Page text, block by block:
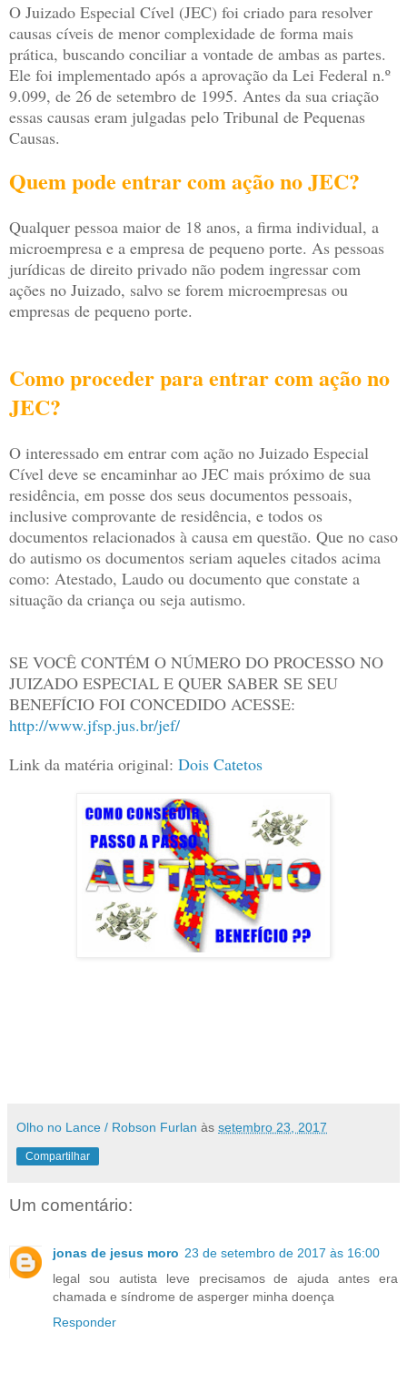
O Juizado Especial Cível (JEC) foi criado para resolver
causas cíveis de menor complexidade de forma mais
prática, buscando conciliar a vontade de ambas as partes.
Ele foi implementado após a aprovação da Lei Federal n.º
9.099, de 26 de setembro de 1995. Antes da sua criação
essas causas eram julgadas pelo Tribunal de Pequenas
Causas.
Quem pode entrar com ação no JEC?
Qualquer pessoa maior de 18 anos, a firma individual, a
microempresa e a empresa de pequeno porte. As pessoas
jurídicas de direito privado não podem ingressar com
ações no Juizado, salvo se forem microempresas ou
empresas de pequeno porte.
Como proceder para entrar com ação no
JEC?
O interessado em entrar com ação no Juizado Especial
Cível deve se encaminhar ao JEC mais próximo de sua
residência, em posse dos seus documentos pessoais,
inclusive comprovante de residência, e todos os
documentos relacionados à causa em questão. Que no caso
do autismo os documentos seriam aqueles citados acima
como: Atestado, Laudo ou documento que constate a
situação da criança ou seja autismo.
SE VOCÊ CONTÉM O NÚMERO DO PROCESSO NO
JUIZADO ESPECIAL E QUER SABER SE SEU
BENEFÍCIO FOI CONCEDIDO ACESSE:
http://www.jfsp.jus.br/jef/
Link da matéria original: Dois Catetos
Olho no Lance / Robson Furlan às setembro 23, 2017
Compartilhar
Um comentário:
jonas de jesus moro 23 de setembro de 2017 às 16:00
legal sou autista leve precisamos de ajuda antes era
chamada e síndrome de asperger minha doença
Responder